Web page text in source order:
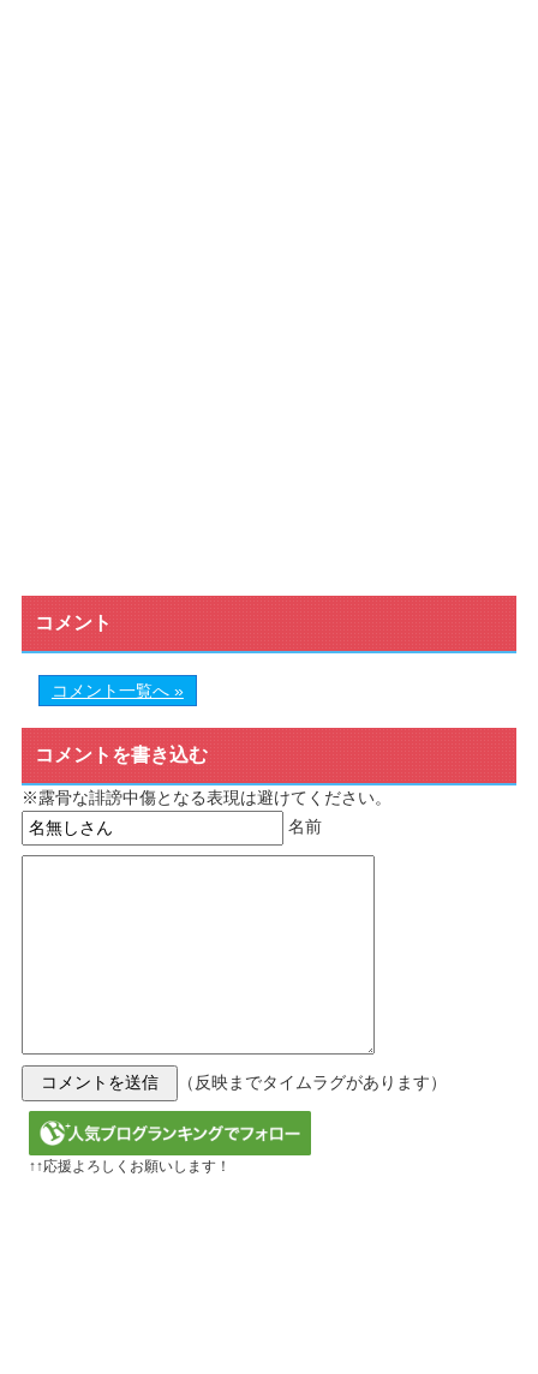
コメント
コメント一覧へ »
コメントを書き込む
※露骨な誹謗中傷となる表現は避けてください。
名前
（反映までタイムラグがあります）
↑↑応援よろしくお願いします！